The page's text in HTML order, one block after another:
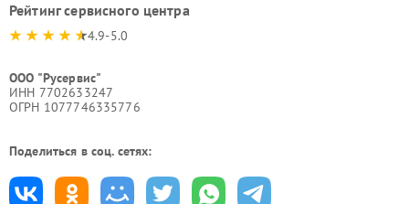
Рейтинг сервисного центра
4.9-5.0
ООО "Русервис"
ИНН 7702633247
ОГРН 1077746335776
Поделиться в соц. сетях: